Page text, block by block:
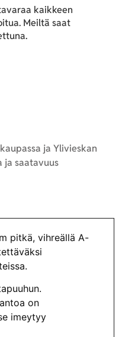
kaikkeen
Meiltä saat
ja Ylivieskan
ja saatavuus
pitkä, vihreällä A-
on
imeytyy